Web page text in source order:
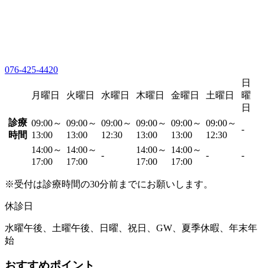
076-425-4420
月曜日 火曜日 水曜日 木曜日 金曜日 土曜日
日
曜
日
診療
時間
09:00～
13:00
09:00～
13:00
09:00～
12:30
09:00～
13:00
09:00～
13:00
09:00～
12:30
-
14:00～
17:00
14:00～
17:00
-
14:00～
17:00
14:00～
17:00
- -
※受付は診療時間の30分前までにお願いします。
休診日
水曜午後、土曜午後、日曜、祝日、GW、夏季休暇、年末年
始
おすすめポイント